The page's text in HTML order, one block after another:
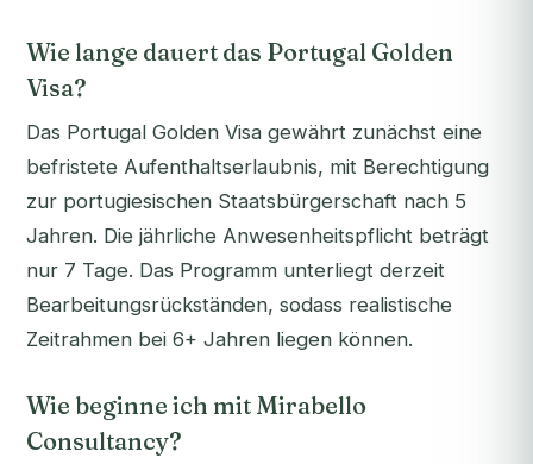
Wie lange dauert das Portugal Golden
Visa?
Das Portugal Golden Visa gewährt zunächst eine
befristete Aufenthaltserlaubnis, mit Berechtigung
zur portugiesischen Staatsbürgerschaft nach 5
Jahren. Die jährliche Anwesenheitspflicht beträgt
nur 7 Tage. Das Programm unterliegt derzeit
Bearbeitungsrückständen, sodass realistische
Zeitrahmen bei 6+ Jahren liegen können.
Wie beginne ich mit Mirabello
Consultancy?